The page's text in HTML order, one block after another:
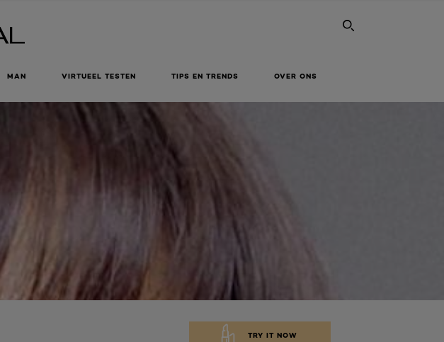
SEARCH
MAN VIRTUEEL TESTEN TIPS EN TRENDS OVER ONS
TRY IT NOW